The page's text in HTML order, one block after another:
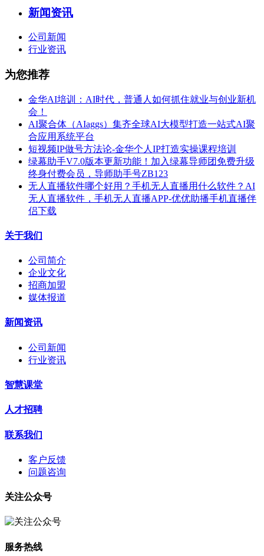
新闻资讯
公司新闻
行业资讯
为您推荐
金华AI培训：AI时代，普通人如何抓住就业与创业新机
会！
AI聚合体（AIaggs）集齐全球AI大模型打造一站式AI聚
合应用系统平台
短视频IP做号方法论-金华个人IP打造实操课程培训
绿幕助手V7.0版本更新功能！加入绿幕导师团免费升级
终身付费会员，导师助手号ZB123
无人直播软件哪个好用？手机无人直播用什么软件？AI
无人直播软件，手机无人直播APP-优优助播手机直播伴
侣下载
关于我们
公司简介
企业文化
招商加盟
媒体报道
新闻资讯
公司新闻
行业资讯
智慧课堂
人才招聘
联系我们
客户反馈
问题咨询
关注公众号
服务热线